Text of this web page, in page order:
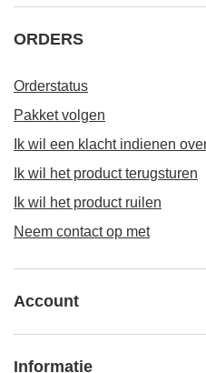
ORDERS
Orderstatus
Pakket volgen
Ik wil een klacht indienen
Ik wil het product terugsturen
Ik wil het product ruilen
Neem contact op met
Account
Informatie